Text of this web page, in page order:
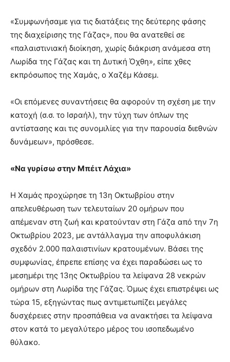
«Συμφωνήσαμε για τις διατάξεις της δεύτερης φάσης
της διαχείρισης της Γάζας», που θα ανατεθεί σε
«παλαιστινιακή διοίκηση, χωρίς διάκριση ανάμεσα στη
Λωρίδα της Γάζας και τη Δυτική Όχθη», είπε χθες
εκπρόσωπος της Χαμάς, ο Χαζέμ Κάσεμ.
«Οι επόμενες συναντήσεις θα αφορούν τη σχέση με την
κατοχή (σ.σ. το Ισραήλ), την τύχη των όπλων της
αντίστασης και τις συνομιλίες για την παρουσία διεθνών
δυνάμεων», πρόσθεσε.
«Να γυρίσω στην Μπέιτ Λάχια»
Η Χαμάς προχώρησε τη 13η Οκτωβρίου στην
απελευθέρωση των τελευταίων 20 ομήρων που
απέμεναν στη ζωή και κρατούνταν στη Γάζα από την 7η
Οκτωβρίου 2023, με αντάλλαγμα την αποφυλάκιση
σχεδόν 2.000 παλαιστινίων κρατουμένων. Βάσει της
συμφωνίας, έπρεπε επίσης να έχει παραδώσει ως το
μεσημέρι της 13ης Οκτωβρίου τα λείψανα 28 νεκρών
ομήρων στη Λωρίδα της Γάζας. Όμως έχει επιστρέψει ως
τώρα 15, εξηγώντας πως αντιμετωπίζει μεγάλες
δυσχέρειες στην προσπάθεια να ανακτήσει τα λείψανα
στον κατά το μεγαλύτερο μέρος του ισοπεδωμένο
θύλακο.